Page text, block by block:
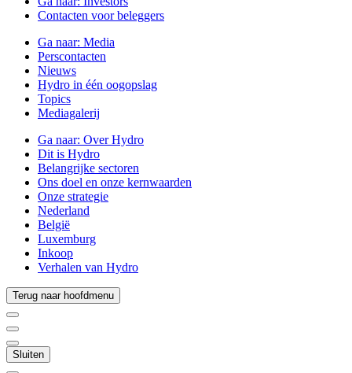
Contacten voor beleggers
Ga naar: Media
Perscontacten
Nieuws
Hydro in één oogopslag
Topics
Mediagalerij
Ga naar: Over Hydro
Dit is Hydro
Belangrijke sectoren
Ons doel en onze kernwaarden
Onze strategie
Nederland
België
Luxemburg
Inkoop
Verhalen van Hydro
Terug naar hoofdmenu
Sluiten